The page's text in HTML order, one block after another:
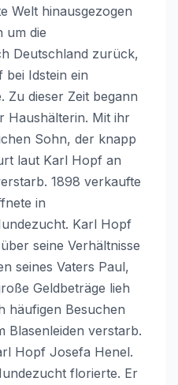
Welt hinausgezogen
um die
Deutschland zurück,
Idstein ein
Zu dieser Zeit begann
Haushälterin. Mit ihr
Sohn, der knapp
laut Karl Hopf an
1898 verkaufte
in
Karl Hopf
seine Verhältnisse
seines Vaters Paul,
Geldbeträge lieh
häufigen Besuchen
Blasenleiden verstarb.
Hopf Josefa Henel.
florierte. Er